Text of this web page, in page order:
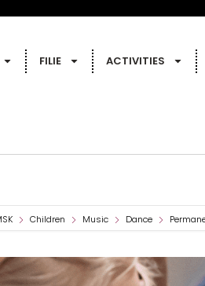
FILIE ACTIVITIES
Children Music Dance